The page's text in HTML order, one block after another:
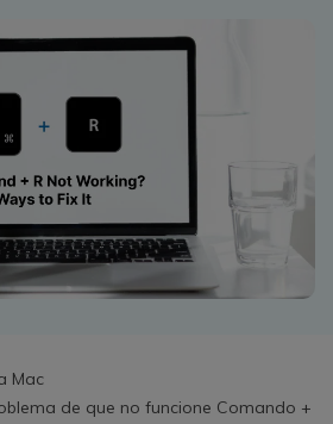
perdidos/eliminados gratis
Pruébalo Gratis
Mac
de que no funcione Comando +